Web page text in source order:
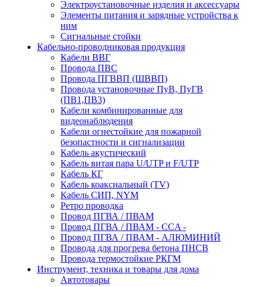
Электроустановочные изделия и аксессуары
Элементы питания и зарядные устройства к
ним
Сигнальные стойки
Кабельно-проводниковая продукция
Кабели ВВГ
Провода ПВС
Провода ПГВВП (ШВВП)
Провода установочные ПуВ, ПуГВ
(ПВ1,ПВ3)
Кабели комбинированные для
видеонаблюдения
Кабели огнестойкие для пожарной
безопастности и сигнализации
Кабель акустический
Кабель витая пара U/UTP и F/UTP
Кабель КГ
Кабель коаксиальный (TV)
Кабель СИП, NYM
Ретро проводка
Провод ПГВА / ПВАМ
Провод ПГВА / ПВАМ - CCA -
Провод ПГВА / ПВАМ - АЛЮМИНИЙ
Провода для прогрева бетона ПНСВ
Провода термостойкие РКГМ
Инструмент, техника и товары для дома
Автотовары